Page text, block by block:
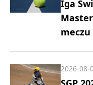
Iga
2026-08-